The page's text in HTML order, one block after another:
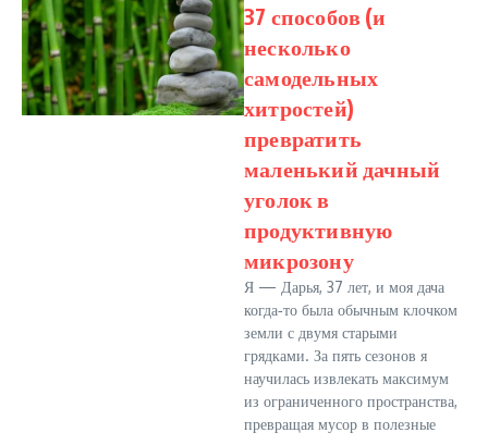
37 способов (и
несколько
самодельных
хитростей)
превратить
маленький дачный
уголок в
продуктивную
микрозону
Я — Дарья, 37 лет, и моя дача
когда‑то была обычным клочком
земли с двумя старыми
грядками. За пять сезонов я
научилась извлекать максимум
из ограниченного пространства,
превращая мусор в полезные